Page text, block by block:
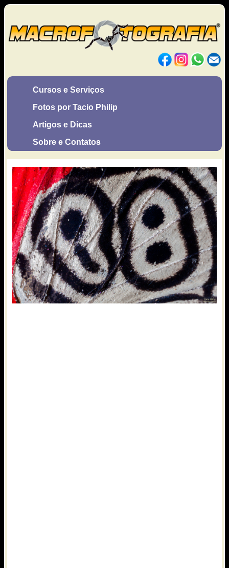
Cursos e Serviços
Fotos por Tacio Philip
Artigos e Dicas
Sobre e Contatos